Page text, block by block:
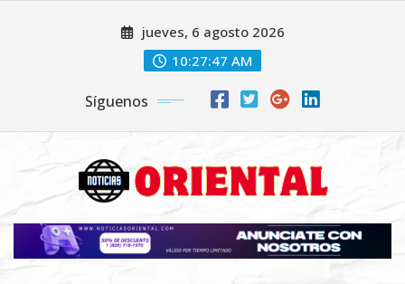
jueves, 6 agosto 2026
10:27:48 AM
Síguenos